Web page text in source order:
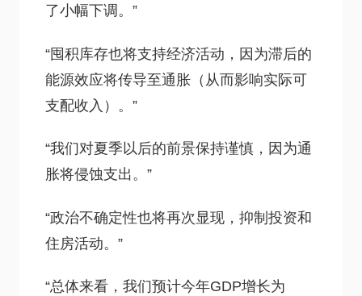
了小幅下调。”
“囤积库存也将支持经济活动，因为滞后的
能源效应将传导至通胀（从而影响实际可
支配收入）。”
“我们对夏季以后的前景保持谨慎，因为通
胀将侵蚀支出。”
“政治不确定性也将再次显现，抑制投资和
住房活动。”
“总体来看，我们预计今年GDP增长为